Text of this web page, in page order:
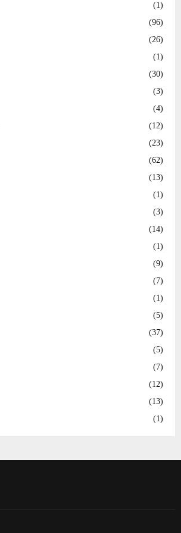
(1)
(96)
(26)
(1)
(30)
(3)
(4)
(12)
(23)
(62)
(13)
(1)
(3)
(14)
(1)
(9)
(7)
(1)
(5)
(37)
(5)
(7)
(12)
(13)
(1)